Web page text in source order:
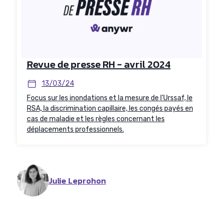
Revue de presse RH - avril 2024
13/03/24
Focus sur les inondations et la mesure de l'Urssaf, le
RSA, la discrimination capillaire, les congés payés en
cas de maladie et les règles concernant les
déplacements professionnels.
Julie Leprohon